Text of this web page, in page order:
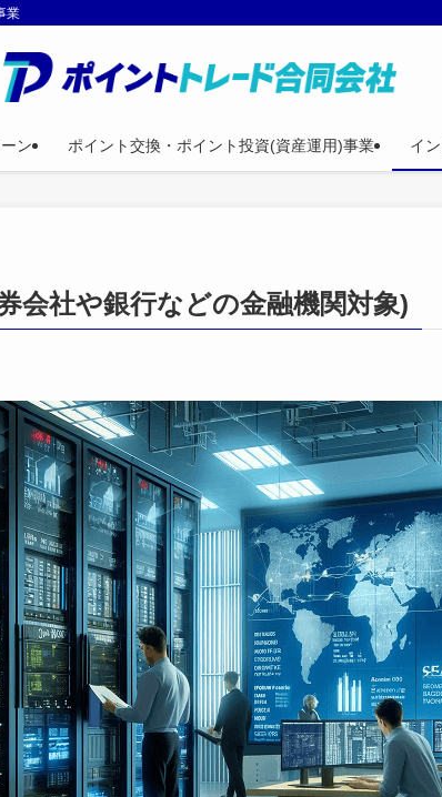
業
ン ポイント交換・ポイント投資(資産運用)事業 イ
会社や銀行などの金融機関対象)